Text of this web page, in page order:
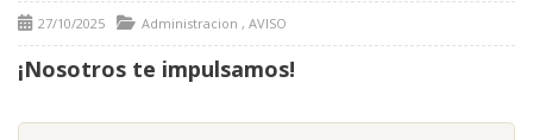
27/10/2025 Administracion , AVISO
¡Nosotros te impulsamos!